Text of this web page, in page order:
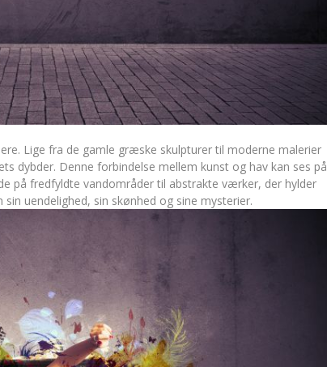
Lige fra de gamle græske skulpturer til moderne malerier
dybder. Denne forbindelse mellem kunst og hav kan ses på
på fredfyldte vandområder til abstrakte værker, der hylder
uendelighed, sin skønhed og sine mysterier.